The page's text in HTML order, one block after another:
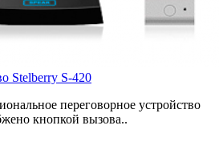
Stelberry S-420
переговорное устройство
кнопкой вызова..